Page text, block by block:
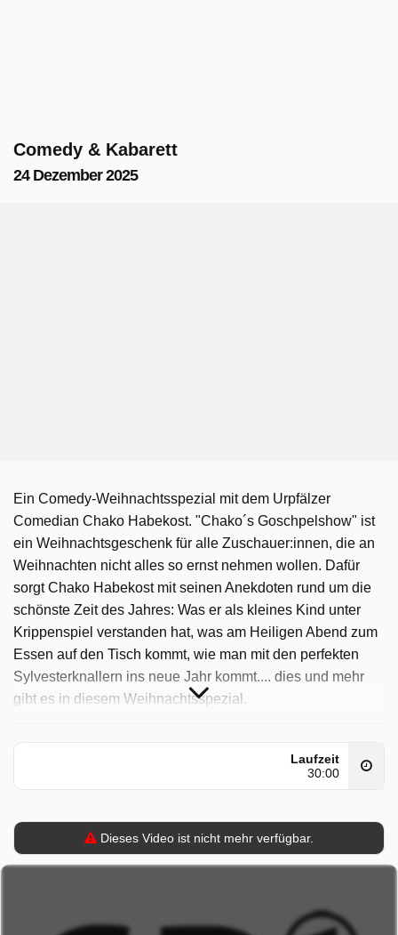
Comedy & Kabarett
24 Dezember 2025
Ein Comedy-Weihnachtsspezial mit dem Urpfälzer
Comedian Chako Habekost. "Chako´s Goschpelshow" ist
ein Weihnachtsgeschenk für alle Zuschauer:innen, die an
Weihnachten nicht alles so ernst nehmen wollen. Dafür
sorgt Chako Habekost mit seinen Anekdoten rund um die
schönste Zeit des Jahres: Was er als kleines Kind unter
Krippenspiel verstanden hat, was am Heiligen Abend zum
Essen auf den Tisch kommt, wie man mit den perfekten
Sylvesterknallern ins neue Jahr kommt.... dies und mehr
gibt es in diesem Weihnachtsspezial.
Laufzeit
30:00
Dieses Video ist nicht mehr verfügbar.